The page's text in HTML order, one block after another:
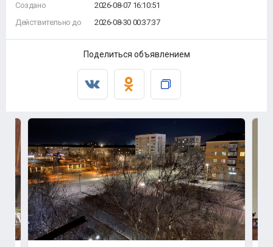
Создано
Действительно до
2026-08-07 16:10:51
2026-08-30 00:37:37
Поделиться объявлением